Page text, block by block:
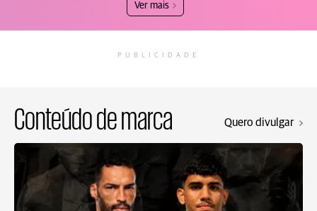
Ver mais
PUBLICIDADE
Conteúdo de marca Quero divulgar